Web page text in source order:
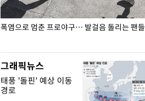
폭염으로 멈춘 프로야구… 발걸음 돌리는 팬들
그래픽뉴스
태풍 '돌핀' 예상 이동
경로